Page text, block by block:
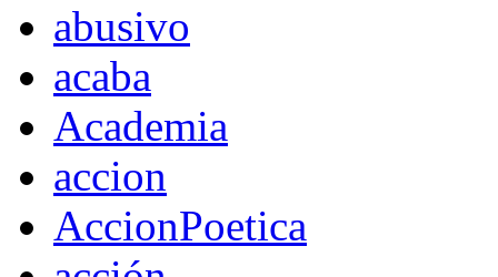
abusivo
acaba
Academia
accion
AccionPoetica